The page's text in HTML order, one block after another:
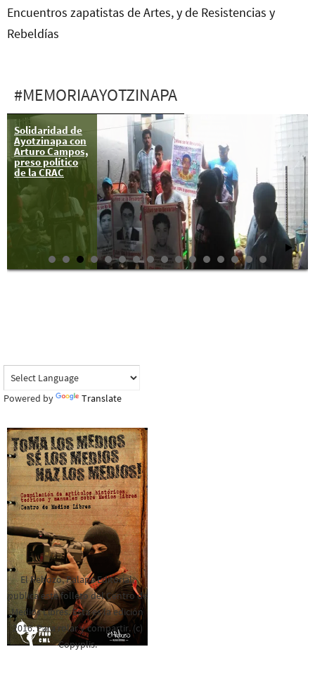
Encuentros zapatistas de Artes, y de Resistencias y
Rebeldías
#MEMORIAAYOTZINAPA
Solidaridad de
Ayotzinapa con
Arturo Campos,
preso político
de la CRAC
La verdad
vestida de
verde olivo
Powered by Translate
El Rebozo, Palapa Editorial,
publica este folleto del Centro de
Medios Libres. Esta es la edición
2016. Para rolar y compartir. (c)
Copyplis.